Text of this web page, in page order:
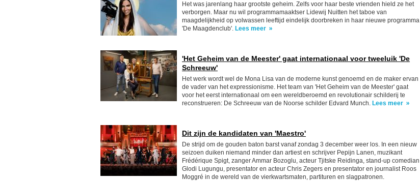
Het was jarenlang haar grootste geheim. Zelfs voor haar beste vrienden hield ze het
verborgen. Maar nu wil programmamaaktser Lidewij Nuitten het taboe van
maagdelijkheid op volwassen leeftijd eindelijk doorbreken in haar nieuwe programma
'De Maagdenclub'. Lees meer
'Het Geheim van de Meester' gaat internationaal voor tweeluik 'De
Schreeuw'
Het werk wordt wel de Mona Lisa van de moderne kunst genoemd en de maker ervan
de vader van het expressionisme. Het team van 'Het Geheim van de Meester' gaat
voor het eerst internationaal om een wereldberoemd en revolutionair schilderij te
reconstrueren: De Schreeuw van de Noorse schilder Edvard Munch. Lees meer
Dit zijn de kandidaten van 'Maestro'
De strijd om de gouden baton barst vanaf zondag 3 december weer los. In een nieuw
seizoen duiken niemand minder dan artiest en schrijver Pepijn Lanen, muzikant
Frédérique Spigt, zanger Ammar Bozoglu, acteur Tjitske Reidinga, stand-up comedian
Glodi Lugungu, presentator en acteur Chris Zegers en presentator en journalist Roos
Moggré in de wereld van de vierkwartsmaten, partituren en slagpatronen.